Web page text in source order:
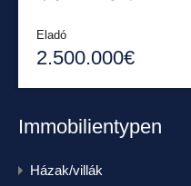
Eladó
2.500.000€
Immobilientypen
Házak/villák